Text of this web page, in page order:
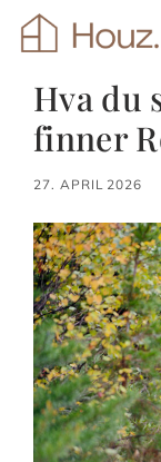
Hopp
Hva du
finner
27. APRIL 2026